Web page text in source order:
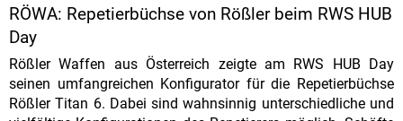
RÖWA: Repetierbüchse von Rößler beim RWS HUB
Day
Rößler Waffen aus Österreich zeigte am RWS HUB Day
seinen umfangreichen Konfigurator für die Repetierbüchse
Rößler Titan 6. Dabei sind wahnsinnig unterschiedliche und